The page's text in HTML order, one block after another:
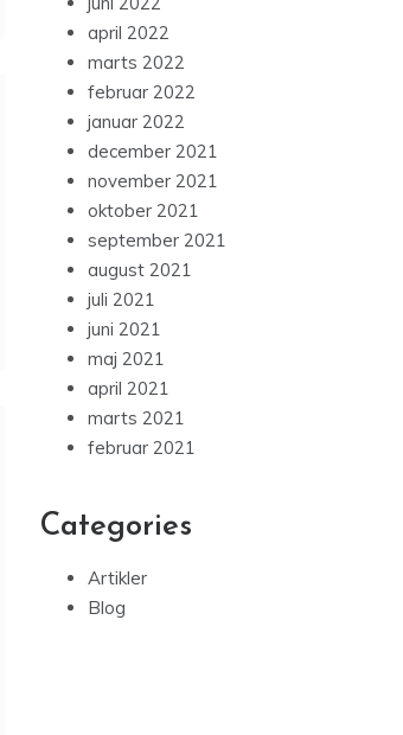
april 2022
marts 2022
februar 2022
januar 2022
december 2021
november 2021
oktober 2021
september 2021
august 2021
juli 2021
juni 2021
maj 2021
april 2021
marts 2021
februar 2021
Categories
Artikler
Blog